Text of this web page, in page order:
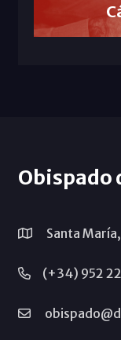
Obispado
Santa
(+34) 952